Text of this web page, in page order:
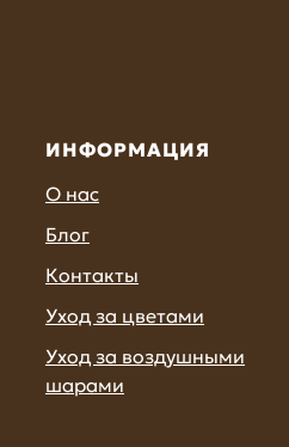
ИНФОРМАЦИЯ
О нас
Блог
Контакты
Уход за цветами
Уход за воздушными
шарами